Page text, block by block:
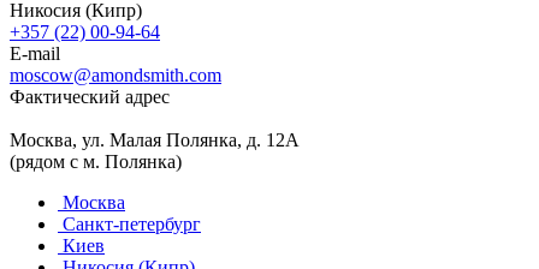
Никосия (Кипр)
+357 (22) 00-94-64
E-mail
moscow@amondsmith.com
Фактический адрес
Москва, ул. Малая Полянка, д. 12А
(рядом с м. Полянка)
Москва
Санкт-петербург
Киев